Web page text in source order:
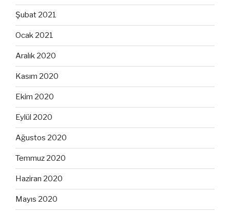
Şubat 2021
Ocak 2021
Aralık 2020
Kasım 2020
Ekim 2020
Eylül 2020
Ağustos 2020
Temmuz 2020
Haziran 2020
Mayıs 2020